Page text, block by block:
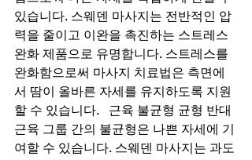
있습니다. 스웨덴 마사지는 전반적인 압
력을 줄이고 이완을 촉진하는 스트레스
완화 제품으로 유명합니다. 스트레스를
완화함으로써 마사지 치료법은 측면에
서 땀이 올바른 자세를 유지하도록 지원
할 수 있습니다.   근육 불균형 균형 반대
근육 그룹 간의 불균형은 나쁜 자세에 기
여할 수 있습니다. 스웨덴 마사지는 과도